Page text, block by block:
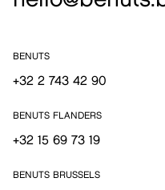
BENUTS
+32 2 743 42 90
BENUTS FLANDERS
+32 15 69 73 19
BENUTS BRUSSELS